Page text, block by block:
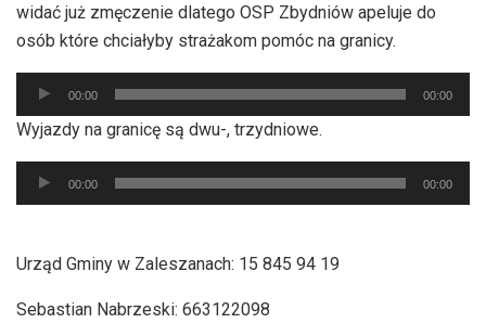
widać już zmęczenie dlatego OSP Zbydniów apeluje do
osób które chciałyby strażakom pomóc na granicy.
Odtwarzacz
plików
dźwiękowych
00:00 00:00
Wyjazdy na granicę są dwu-, trzydniowe.
Odtwarzacz
plików
00:00 00:00
Urząd Gminy w Zaleszanach: 15 845 94 19
Sebastian Nabrzeski: 663122098